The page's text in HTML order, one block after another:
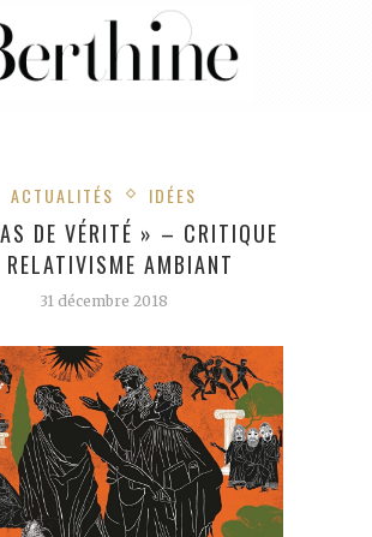
ACTUALITÉS IDÉES
DE VÉRITÉ » – CRITIQUE
RELATIVISME AMBIANT
31 décembre 2018